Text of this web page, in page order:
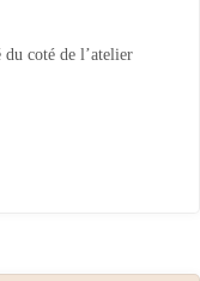
coté de l’atelier